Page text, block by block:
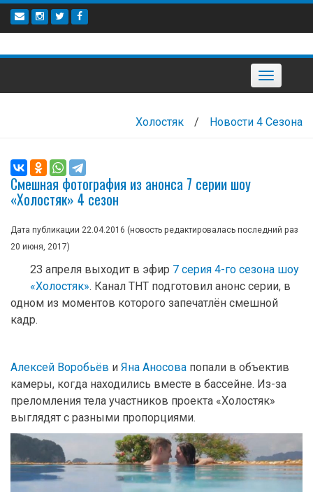
Наверх
Toggle
navigation
Холостяк / Новости 4 Сезона
Смешная фотография из анонса 7 серии шоу
«Холостяк» 4 сезон
Дата публикации 22.04.2016 (новость редактировалась последний раз
20 июня, 2017)
23 апреля выходит в эфир 7 серия 4-го сезона шоу
«Холостяк». Канал ТНТ подготовил анонс серии, в
одном из моментов которого запечатлён смешной
кадр.
Алексей Воробьёв и Яна Аносова попали в объектив
камеры, когда находились вместе в бассейне. Из-за
преломления тела участников проекта «Холостяк»
выглядят с разными пропорциями.